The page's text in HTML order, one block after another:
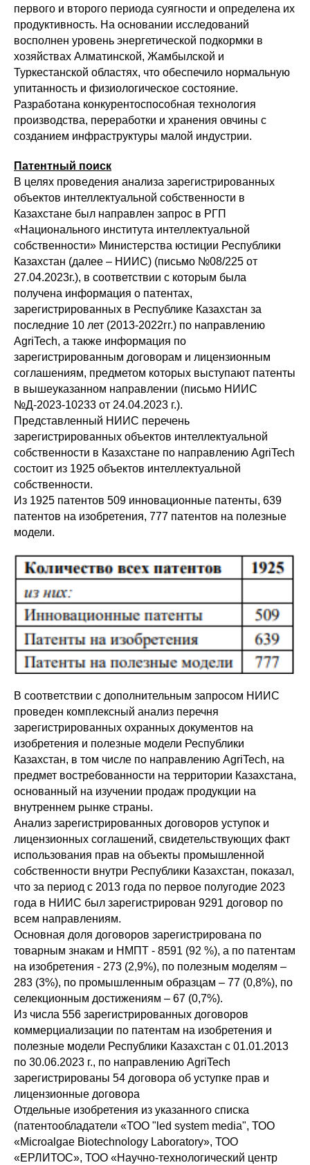
первого и второго периода суягности и определена их
продуктивность. На основании исследований
восполнен уровень энергетической подкормки в
хозяйствах Алматинской, Жамбылской и
Туркестанской областях, что обеспечило нормальную
упитанность и физиологическое состояние.
Разработана конкурентоспособная технология
производства, переработки и хранения овчины с
созданием инфраструктуры малой индустрии.
Патентный поиск
В целях проведения анализа зарегистрированных
объектов интеллектуальной собственности в
Казахстане был направлен запрос в РГП
«Национального института интеллектуальной
собственности» Министерства юстиции Республики
Казахстан (далее – НИИС) (письмо №08/225 от
27.04.2023г.), в соответствии с которым была
получена информация о патентах,
зарегистрированных в Республике Казахстан за
последние 10 лет (2013-2022гг.) по направлению
AgriTech, а также информация по
зарегистрированным договорам и лицензионным
соглашениям, предметом которых выступают патенты
в вышеуказанном направлении (письмо НИИС
№Д-2023-10233 от 24.04.2023 г.).
Представленный НИИС перечень
зарегистрированных объектов интеллектуальной
собственности в Казахстане по направлению AgriTech
состоит из 1925 объектов интеллектуальной
собственности.
Из 1925 патентов 509 инновационные патенты, 639
патентов на изобретения, 777 патентов на полезные
модели.
В соответствии с дополнительным запросом НИИС
проведен комплексный анализ перечня
зарегистрированных охранных документов на
изобретения и полезные модели Республики
Казахстан, в том числе по направлению AgriTech, на
предмет востребованности на территории Казахстана,
основанный на изучении продаж продукции на
внутреннем рынке страны.
Анализ зарегистрированных договоров уступок и
лицензионных соглашений, свидетельствующих факт
использования прав на объекты промышленной
собственности внутри Республики Казахстан, показал,
что за период с 2013 года по первое полугодие 2023
года в НИИС был зарегистрирован 9291 договор по
всем направлениям.
Основная доля договоров зарегистрирована по
товарным знакам и НМПТ - 8591 (92 %), а по патентам
на изобретения - 273 (2,9%), по полезным моделям –
283 (3%), по промышленным образцам – 77 (0,8%), по
селекционным достижениям – 67 (0,7%).
Из числа 556 зарегистрированных договоров
коммерциализации по патентам на изобретения и
полезные модели Республики Казахстан с 01.01.2013
по 30.06.2023 г., по направлению AgriTech
зарегистрированы 54 договора об уступке прав и
лицензионные договора
Отдельные изобретения из указанного списка
(патентообладатели «ТОО "led system media", ТОО
«Microalgae Biotechnology Laboratory», ТОО
«ЕРЛИТОС», ТОО «Научно-технологический центр